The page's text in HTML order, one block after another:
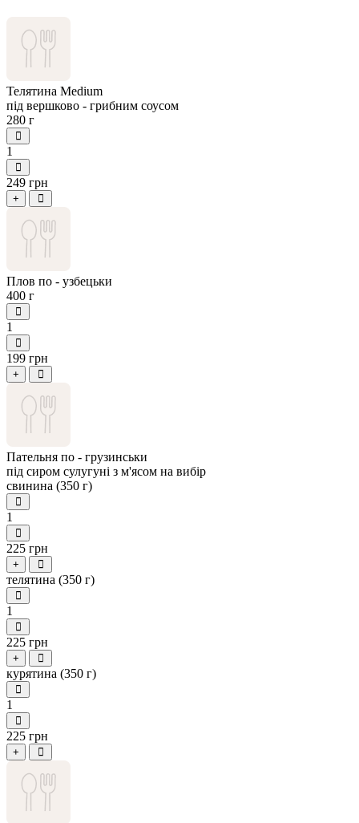
Телятина Medium
під вершково - грибним соусом
280 г
1
249 грн
+
Плов по - узбецьки
400 г
1
199 грн
+
Пательня по - грузинськи
під сиром сулугуні з м'ясом на вибір
свинина (350 г)
1
225 грн
+
телятина (350 г)
1
225 грн
+
курятина (350 г)
1
225 грн
+